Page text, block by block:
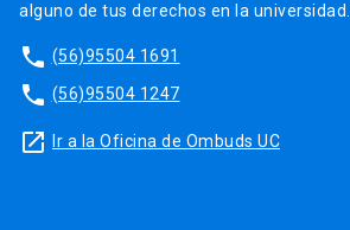
alguno de tus derechos en la universidad.
phone (56)95504 1691
phone (56)95504 1247
launch Ir a la Oficina de Ombuds UC